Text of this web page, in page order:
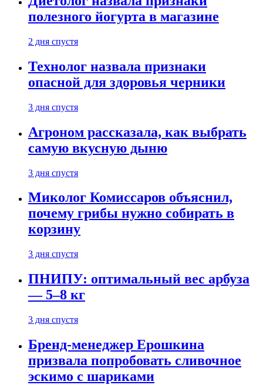
полезного йогурта в магазине
2 дня спустя
Технолог назвала признаки
опасной для здоровья черники
3 дня спустя
Агроном рассказала, как выбрать
самую вкусную дыню
3 дня спустя
Миколог Комиссаров объяснил,
почему грибы нужно собирать в
корзину
3 дня спустя
ПНИПУ: оптимальный вес арбуза
— 5–8 кг
3 дня спустя
Бренд-менеджер Ерошкина
призвала попробовать сливочное
эскимо с шариками